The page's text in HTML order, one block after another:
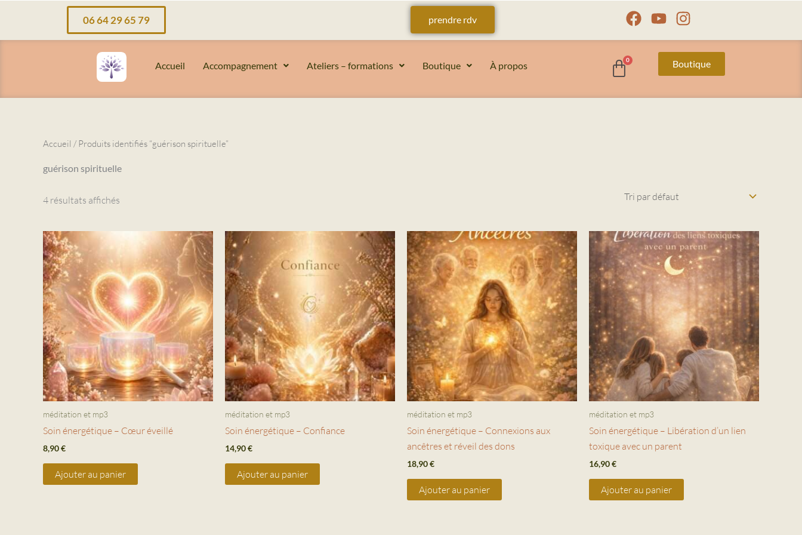
contenu
06 64 29 65 79 prendre rdv Facebook
YoutubeInstagram
Accueil Accompagnement Ateliers – formations Boutique À propos Boutique
Accueil / Produits identifiés “guérison spirituelle”
guérison spirituelle
4 résultats affichés
méditation et mp3
Soin énergétique – Cœur éveillé
8,90€
Ajouter au panier
méditation et mp3
Soin énergétique – Confiance
14,90€
Ajouter au panier
méditation et mp3
Soin énergétique – Connexions aux
ancêtres et réveil des dons
18,90€
Ajouter au panier
méditation et mp3
Soin énergétique – Libération d’un lien
toxique avec un parent
16,90€
Ajouter au panier